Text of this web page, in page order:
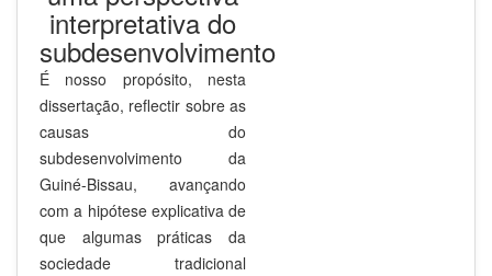
interpretativa do
subdesenvolvimento
É nosso propósito, nesta
dissertação, reflectir sobre as
causas do
subdesenvolvimento da
Guiné-Bissau, avançando
com a hipótese explicativa de
que algumas práticas da
sociedade tradicional